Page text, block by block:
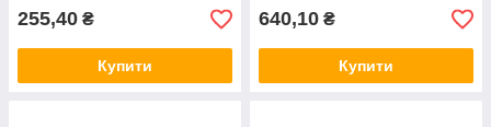
255,40 ₴
Купити
640,10 ₴
Купити